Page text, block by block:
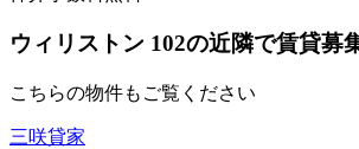
ウィリストン 102の近隣で賃貸募
こちらの物件もご覧ください
三咲貸家